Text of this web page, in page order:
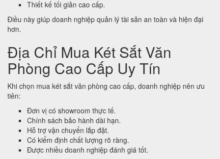
Thiết kế tối giản cao cấp.
Điều này giúp doanh nghiệp quản lý tài sản an toàn và hiện đại
hơn.
Địa Chỉ Mua Két Sắt Văn
Phòng Cao Cấp Uy Tín
Khi chọn mua két sắt văn phòng cao cấp, doanh nghiệp nên ưu
tiên:
Đơn vị có showroom thực tế.
Chính sách bảo hành dài hạn.
Hỗ trợ vận chuyển lắp đặt.
Có kiểm định chất lượng rõ ràng.
Được nhiều doanh nghiệp đánh giá tốt.